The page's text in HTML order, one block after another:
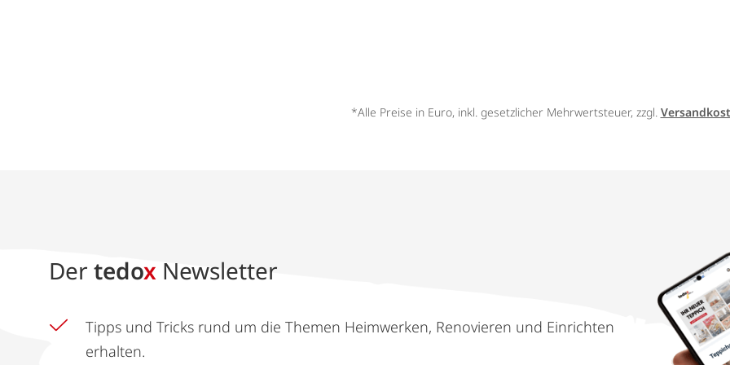
*Alle Preise in Euro, inkl. gesetzlicher Mehrwertsteuer, zzgl.
Der tedox Newsletter
Tipps und Tricks rund um die Themen Heimwerken, Renovieren und Einrichten
erhalten.